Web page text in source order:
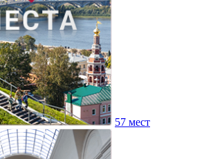
57 мест